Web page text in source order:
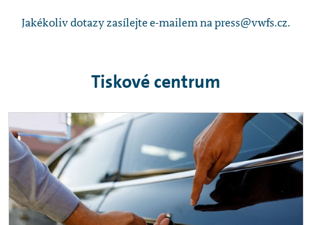
Jakékoliv dotazy zasílejte e-mailem na press@vwfs.cz.
Tiskové centrum